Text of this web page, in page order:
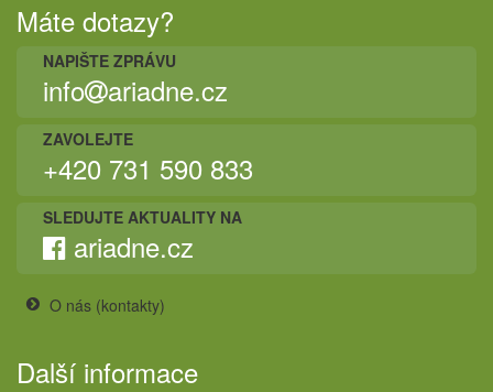
Máte dotazy?
NAPIŠTE ZPRÁVU
info ariadne.cz
ZAVOLEJTE
+420 731 590 833
SLEDUJTE AKTUALITY NA
ariadne.cz
O nás (kontakty)
Další informace